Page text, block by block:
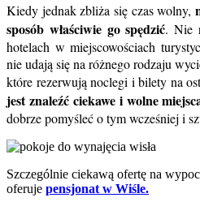
Kiedy jednak zbliża się czas wolny,
sposób właściwie go spędzić. Nie
hotelach w miejscowościach
nie udają się na różnego rodzaju
które rezerwują noclegi i bilety na
jest znaleźć ciekawe i wolne
dobrze pomyśleć o tym wcześniej i
Szczególnie ciekawą ofertę na
oferuje pensjonat w Wiśle.